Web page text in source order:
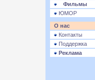
Фильмы
ЮМОР
О нас
Контакты
Поддержка
Реклама